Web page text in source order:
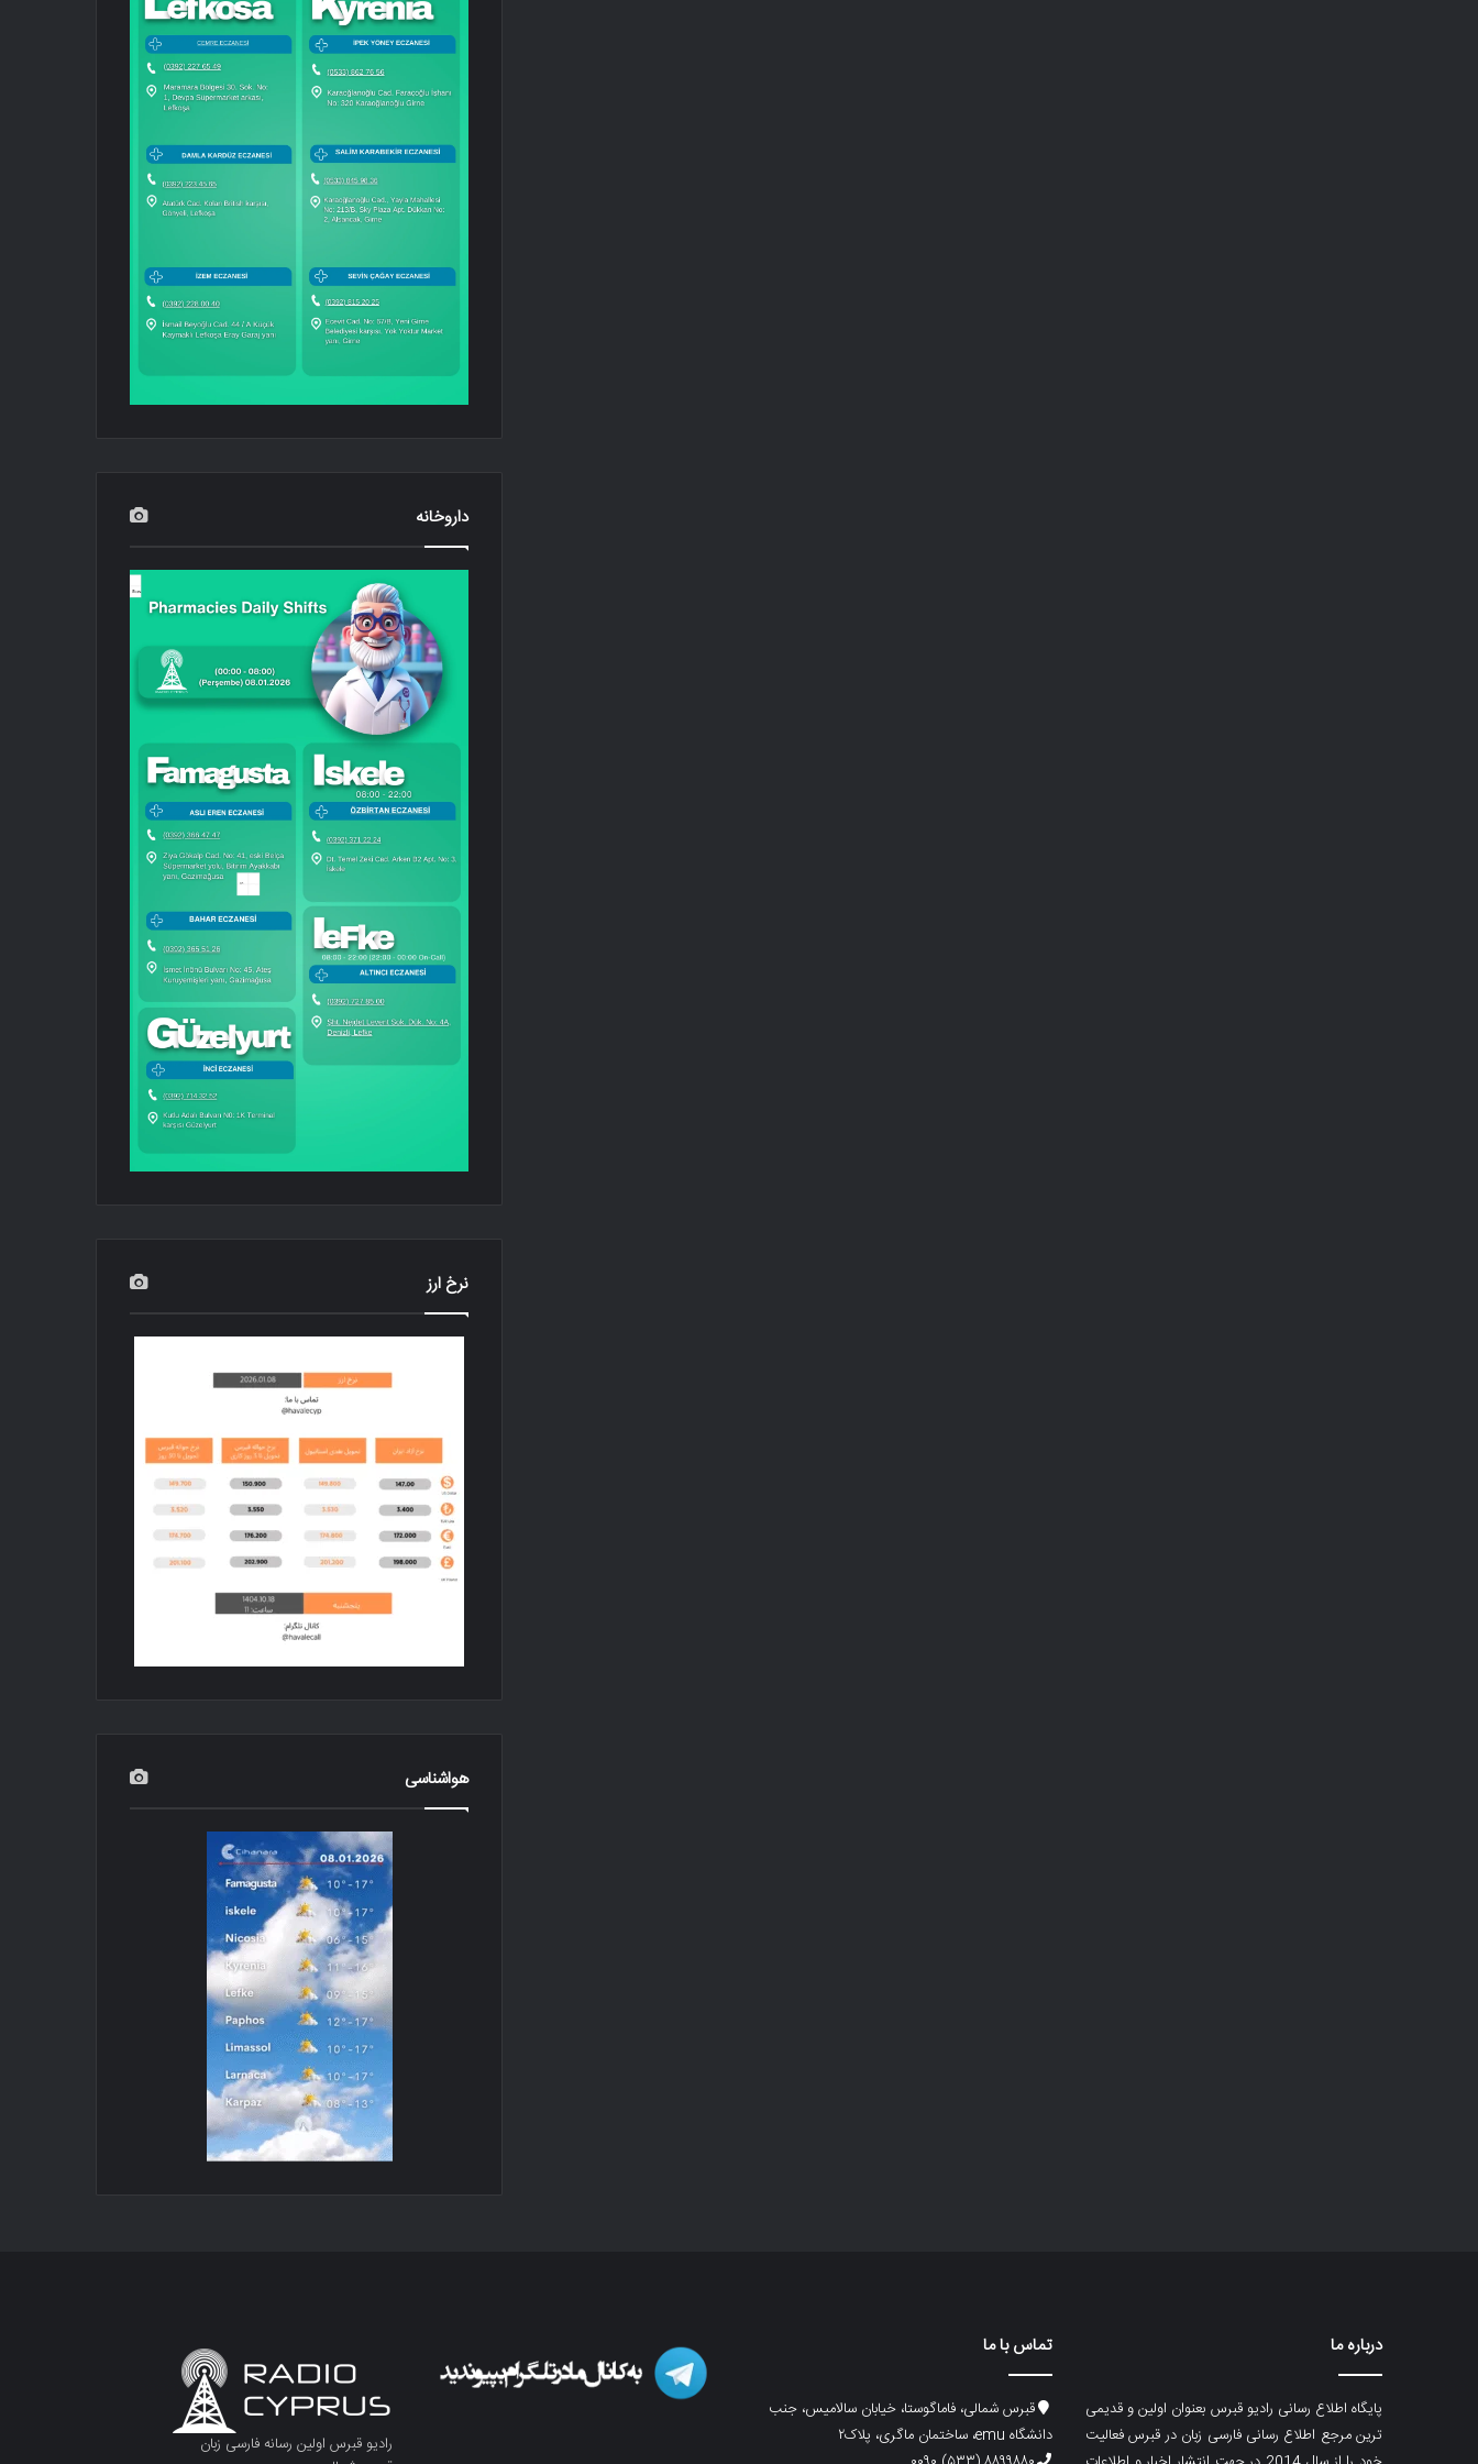
داروخانه
نرخ ارز
هواشناسی
درباره ما
پایگاه اطلاع رسانی رادیو قبرس بعنوان اولین و قدیمی
ترین مرجع اطلاع رسانی فارسی زبان در قبرس فعالیت
تماس با ما
قبرس شمالی، فاماگوستا، خیابان سالامیس، جنب
دانشگاه emu، ساختمان ماگری، پلاک۲
رادیو قبرس اولین رسانه فارسی زبان